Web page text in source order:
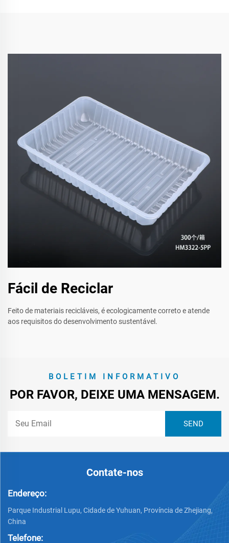
Fácil de Reciclar
Feito de materiais recicláveis, é ecologicamente correto e atende
aos requisitos do desenvolvimento sustentável.
BOLETIM INFORMATIVO
POR FAVOR, DEIXE UMA MENSAGEM.
Contate-nos
Endereço:
Parque Industrial Lupu, Cidade de Yuhuan, Província de Zhejiang,
China
Telefone: